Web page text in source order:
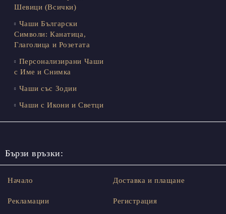
Шевици (Всички)
Чаши Български
Символи: Канатица,
Глаголица и Розетата
Персонализирани Чаши
с Име и Снимка
Чаши със Зодии
Чаши с Икони и Светци
Бързи връзки:
Начало
Рекламации
Доставка и плащане
Регистрация